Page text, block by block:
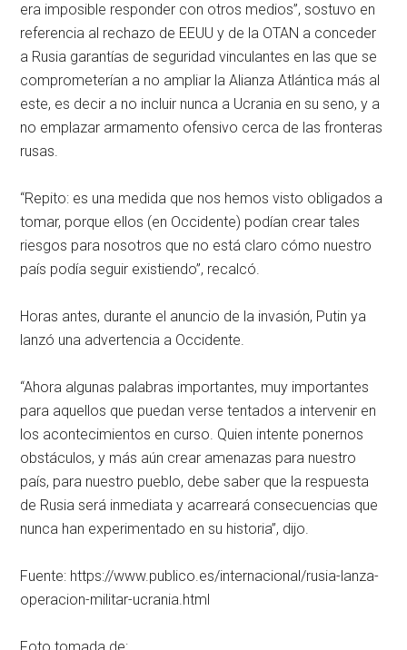
era imposible responder con otros medios”, sostuvo en
referencia al rechazo de EEUU y de la OTAN a conceder
a Rusia garantías de seguridad vinculantes en las que se
comprometerían a no ampliar la Alianza Atlántica más al
este, es decir a no incluir nunca a Ucrania en su seno, y a
no emplazar armamento ofensivo cerca de las fronteras
rusas.
“Repito: es una medida que nos hemos visto obligados a
tomar, porque ellos (en Occidente) podían crear tales
riesgos para nosotros que no está claro cómo nuestro
país podía seguir existiendo”, recalcó.
Horas antes, durante el anuncio de la invasión, Putin ya
lanzó una advertencia a Occidente.
“Ahora algunas palabras importantes, muy importantes
para aquellos que puedan verse tentados a intervenir en
los acontecimientos en curso. Quien intente ponernos
obstáculos, y más aún crear amenazas para nuestro
país, para nuestro pueblo, debe saber que la respuesta
de Rusia será inmediata y acarreará consecuencias que
nunca han experimentado en su historia”, dijo.
Fuente: https://www.publico.es/internacional/rusia-lanza-
operacion-militar-ucrania.html